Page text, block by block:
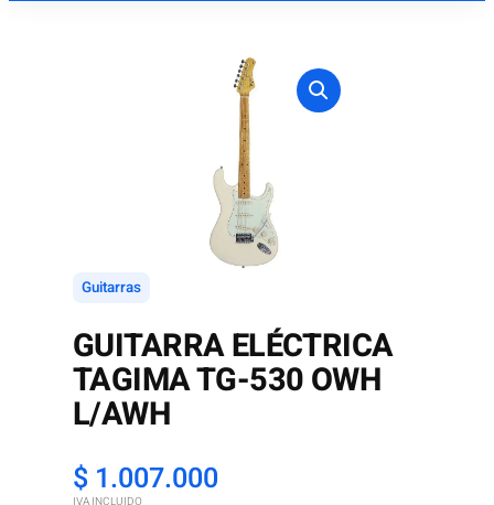
Guitarras
GUITARRA ELÉCTRICA
TAGIMA TG-530 OWH
L/AWH
$ 1.007.000
IVA INCLUIDO